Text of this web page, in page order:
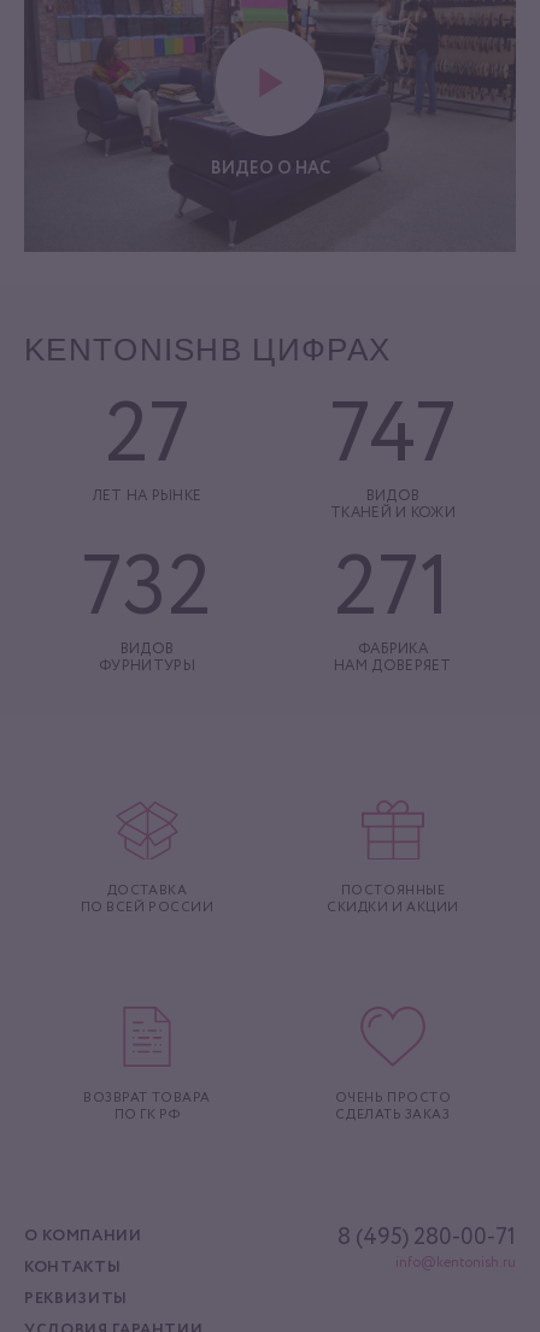
ВИДЕО О НАС
KENTONISH В ЦИФРАХ
27
ЛЕТ НА РЫНКЕ
747
ВИДОВ
ТКАНЕЙ И КОЖИ
732
ВИДОВ
ФУРНИТУРЫ
271
ФАБРИКА
НАМ ДОВЕРЯЕТ
ДОСТАВКА
ПО ВСЕЙ РОССИИ
ПОСТОЯННЫЕ
СКИДКИ И АКЦИИ
ВОЗВРАТ ТОВАРА
ПО ГК РФ
ОЧЕНЬ ПРОСТО
СДЕЛАТЬ ЗАКАЗ
О КОМПАНИИ
КОНТАКТЫ
РЕКВИЗИТЫ
8 (495) 280-00-71
info@kentonish.ru